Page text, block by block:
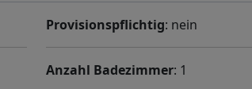
Provisionspflichtig: nein
Anzahl Badezimmer: 1